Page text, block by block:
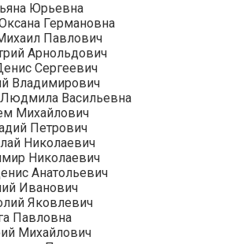
Юрьевна
Германовна
Павлович
Арнольдович
Сергеевич
Владимирович
Васильевна
Михайлович
Петрович
Николаевич
Николаевич
Анатольевич
Иванович
Яковлевич
Павловна
Михайлович